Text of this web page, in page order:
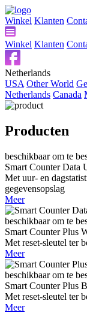
Winkel Klanten
Winkel Klanten
Netherlands
USA Other World
Netherlands Canada
Producten
beschikbaar om te
Smart Counter Data
Met uur- en
gegevensopslag
Meer
beschikbaar om te
Smart Counter Plus
Met reset-sleutel ter
Meer
beschikbaar om te
Smart Counter Plus
Met reset-sleutel ter
Meer